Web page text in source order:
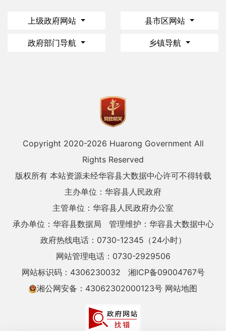
上级政府网站 县市区网站
政府部门导航 乡镇导航
Copyright 2020-2026 Huarong Government All
Rights Reserved
版权所有 本站资源未经华容县大数据中心许可不得转载
主办单位：华容县人民政府
主管单位：华容县人民政府办公室
承办单位：华容县数据局
管理维护：华容县大数据中心
政府热线电话：0730-12345（24小时）
网站管理电话：0730-2929506
网站标识码：4306230032
湘ICP备09004767号
湘公网安备：43062302000123号 网站地图